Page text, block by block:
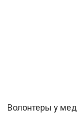
Волонтеры у